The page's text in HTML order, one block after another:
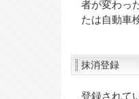
者が変わっ
たは自動車
抹消登録
登録されて